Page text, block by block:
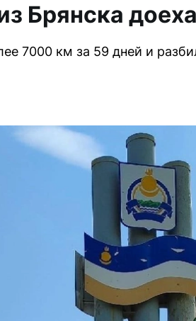
Брянска
7000 км за 59 дней и